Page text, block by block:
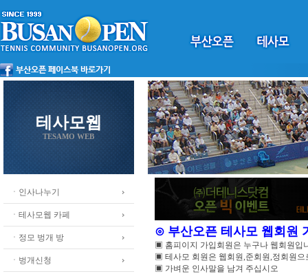
테사모웹
TESAMO WEB
ㆍ인사나누기
ㆍ테사모웹 카페
ㆍ정모 벙개 방
ㆍ벙개신청
⊙ 부산오픈 테사모 웹회원
▣ 홈피이지 가입회원은 누구나 웹회원입
▣ 테사모 회원은 웹회원,준회원,정회원으
▣ 가벼운 인사말을 남겨 주십시오